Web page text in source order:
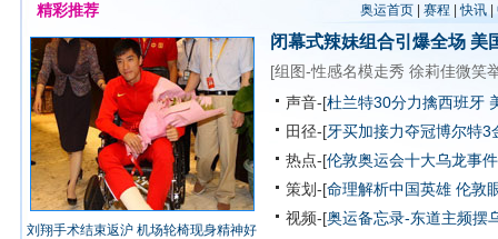
精彩推荐 奥运首页| 赛程 |快讯|
刘翔手术结束返沪 机场轮椅现身精神好
闭幕式辣妹组合引爆全场 美
[组图-性感名模走秀 徐莉佳微笑
声音-[杜兰特30分力擒西班牙
田径-[牙买加接力夺冠博尔特3
热点-[伦敦奥运会十大乌龙事件
策划-[命理解析中国英雄 伦敦
视频-[奥运备忘录-东道主频摆